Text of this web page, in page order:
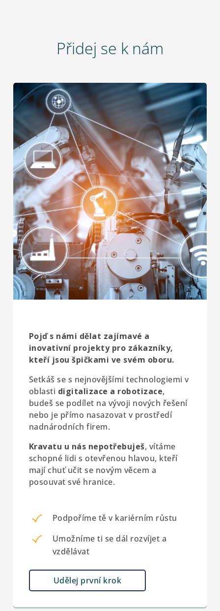
Přidej se k nám
Pojď s námi dělat zajímavé a
inovativní projekty pro zákazníky,
kteří jsou špičkami ve svém oboru.
Setkáš se s nejnovějšími technologiemi v
oblasti digitalizace a robotizace,
budeš se podílet na vývoji nových řešení
nebo je přímo nasazovat v prostředí
nadnárodních firem.
Kravatu u nás nepotřebuješ, vítáme
schopné lidi s otevřenou hlavou, kteří
mají chuť učit se novým věcem a
posouvat své hranice.
Podpoříme tě v kariérním růstu
Umožníme ti se dál rozvíjet a
vzdělávat
Udělej první krok